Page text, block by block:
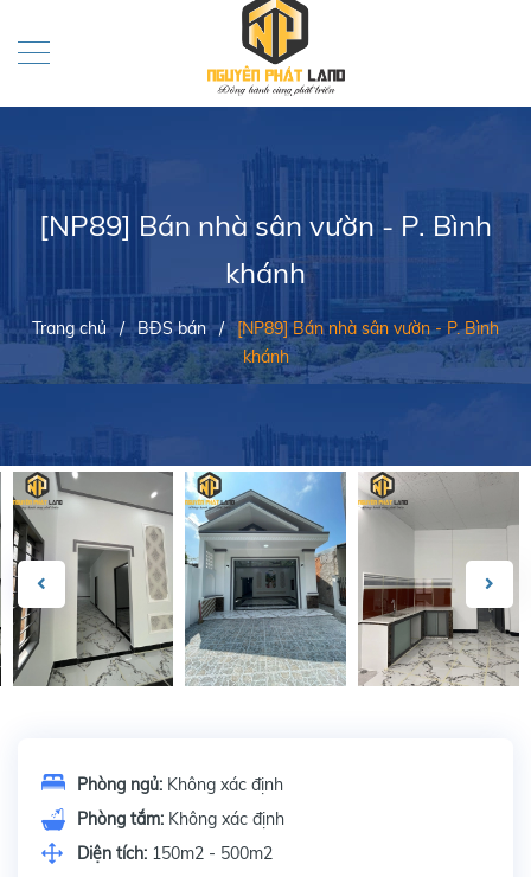
[NP89] Bán nhà sân vườn - P. Bình
khánh
Trang chủ / BĐS bán / [NP89] Bán nhà sân vườn - P. Bình
khánh
Phòng ngủ: Không xác định
Phòng tắm: Không xác định
Diện tích: 150m2 - 500m2